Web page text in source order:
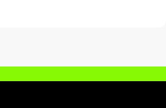
excelente infraestrutura e fica em uma
acesso a diversas comodidades. São